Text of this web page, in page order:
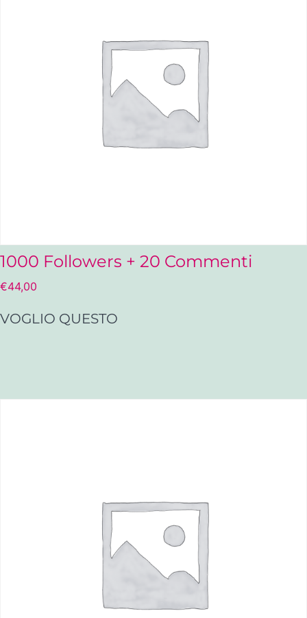
1000 Followers + 20 Commenti
€44,00
VOGLIO QUESTO